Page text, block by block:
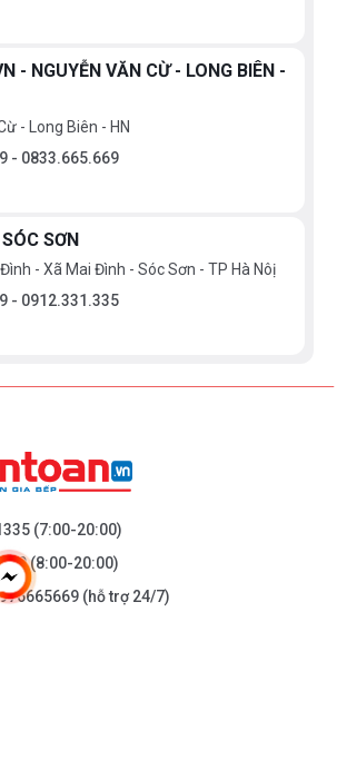
- NGUYỄN VĂN CỪ - LONG BIÊN -
- Long Biên - HN
- 0833.665.669
SƠN
- Xã Mai Đình - Sóc Sơn - TP Hà Nôị
- 0912.331.335
(7:00-20:00)
(8:00-20:00)
(hỗ trợ 24/7)